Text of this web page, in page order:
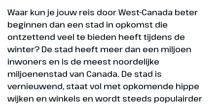
Waar kun je jouw reis door West-Canada beter
beginnen dan een stad in opkomst die
ontzettend veel te bieden heeft tijdens de
winter? De stad heeft meer dan een miljoen
inwoners en is de meest noordelijke
miljoenenstad van Canada. De stad is
vernieuwend, staat vol met opkomende hippe
wijken en winkels en wordt steeds populairder